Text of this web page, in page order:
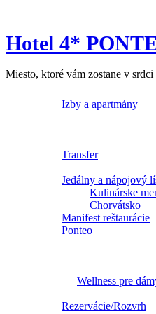
Hotel 4*
Miesto, ktoré vám zostane v srdci
Izby a apartmány
Transfer
Jedálny a nápojový
Kulinárske
Chorvátsko
Manifest reštaurácie
Ponteo
Wellness pre
Rezervácie/Rozvrh